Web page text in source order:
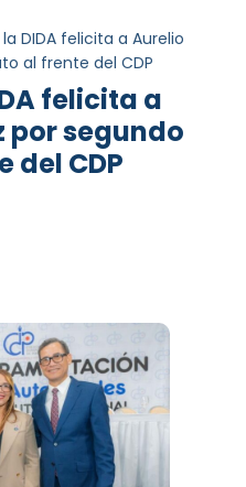
DIDA felicita a Aurelio
al frente del CDP
felicita a
por segundo
del CDP